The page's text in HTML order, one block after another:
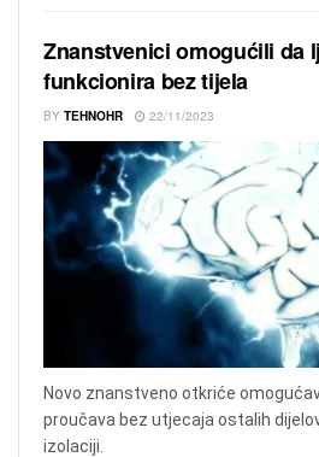
Znanstvenici omogućili da
funkcionira bez tijela
BY TEHNOHR 22/11/2023
Novo znanstveno otkriće
proučava bez utjecaja ostalih
izolaciji.